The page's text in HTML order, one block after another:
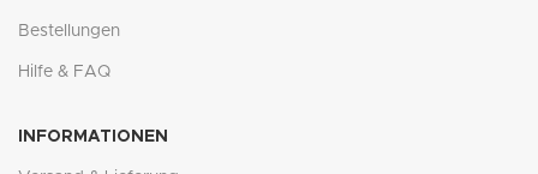
Bestellungen
Hilfe & FAQ
INFORMATIONEN